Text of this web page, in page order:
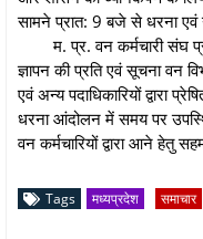
सामने प्रात: 9 बजे से धरना एवं
म. प्र. वन कर्मचारी संघ
ज्ञापन की प्रति एवं सूचना वन
एवं अन्य पदाधिकारियों द्वारा
धरना आंदोलन में समय पर
वन कर्मचारियों द्वारा आने हेतु
Tags मध्यप्रदेश समाचार